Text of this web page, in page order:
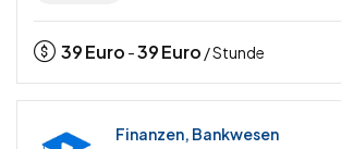
39Euro -39Euro / Stunde
Finanzen, Bankwesen